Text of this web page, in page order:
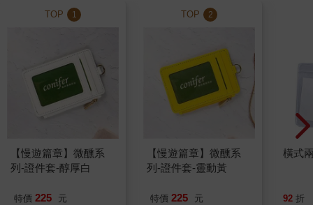
TOP 1
【慢遊篇章】微醺系
列-證件套-醇厚白
特價 225 元
TOP 2
【慢遊篇章】微醺系
列-證件套-靈動黃
特價 225 元
橫式
92 折